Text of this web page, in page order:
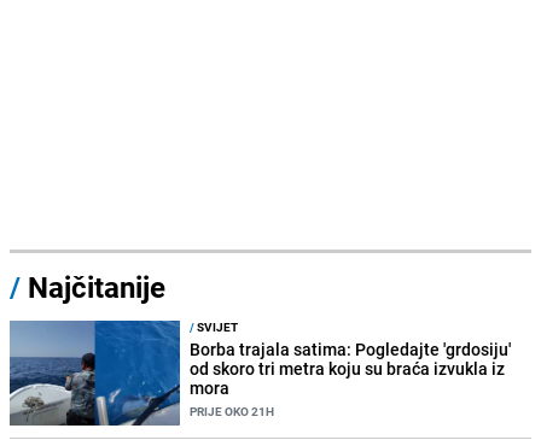
/ Najčitanije
/SVIJET
Borba trajala satima: Pogledajte 'grdosiju'
od skoro tri metra koju su braća izvukla iz
mora
PRIJE OKO 21H